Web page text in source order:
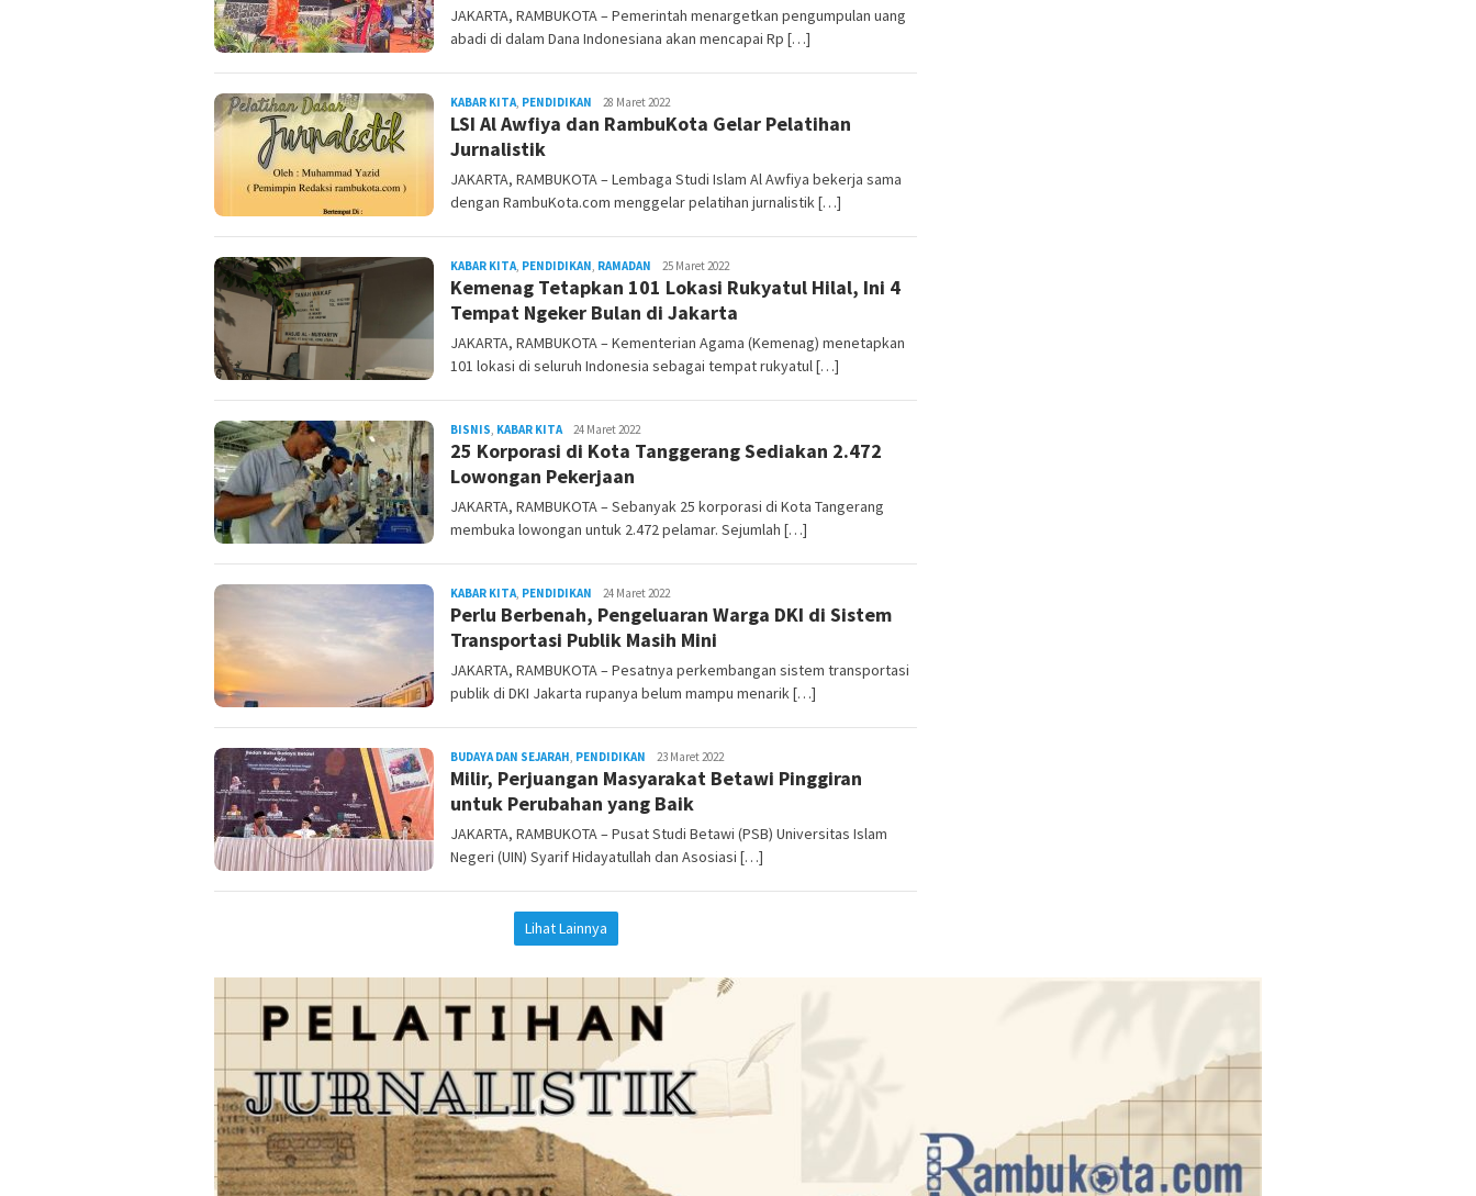
JAKARTA, RAMBUKOTA – Pemerintah menargetkan pengumpulan uang
abadi di dalam Dana Indonesiana akan mencapai Rp […]
KABAR KITA, PENDIDIKAN admin
28 Maret 2022
LSI Al Awfiya dan RambuKota Gelar Pelatihan
Jurnalistik
JAKARTA, RAMBUKOTA – Lembaga Studi Islam Al Awfiya bekerja sama
dengan RambuKota.com menggelar pelatihan jurnalistik […]
KABAR KITA, PENDIDIKAN, RAMADAN admin
25 Maret 2022
Kemenag Tetapkan 101 Lokasi Rukyatul Hilal, Ini 4
Tempat Ngeker Bulan di Jakarta
JAKARTA, RAMBUKOTA – Kementerian Agama (Kemenag) menetapkan
101 lokasi di seluruh Indonesia sebagai tempat rukyatul […]
BISNIS, KABAR KITAadmin
24 Maret 2022
25 Korporasi di Kota Tanggerang Sediakan 2.472
Lowongan Pekerjaan
JAKARTA, RAMBUKOTA – Sebanyak 25 korporasi di Kota Tangerang
membuka lowongan untuk 2.472 pelamar. Sejumlah […]
KABAR KITA, PENDIDIKAN admin
24 Maret 2022
Perlu Berbenah, Pengeluaran Warga DKI di Sistem
Transportasi Publik Masih Mini
JAKARTA, RAMBUKOTA – Pesatnya perkembangan sistem transportasi
publik di DKI Jakarta rupanya belum mampu menarik […]
BUDAYA DAN SEJARAH, PENDIDIKAN admin
23 Maret 2022
Milir, Perjuangan Masyarakat Betawi Pinggiran
untuk Perubahan yang Baik
JAKARTA, RAMBUKOTA – Pusat Studi Betawi (PSB) Universitas Islam
Negeri (UIN) Syarif Hidayatullah dan Asosiasi […]
Lihat Lainnya